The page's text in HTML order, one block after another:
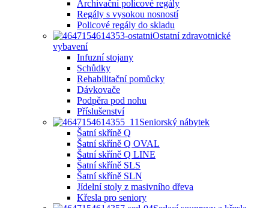
Archivační policové regály
Regály s vysokou nosností
Policové regály do skladu
Ostatní zdravotnické
vybavení
Infuzní stojany
Schůdky
Rehabilitační pomůcky
Dávkovače
Podpěra pod nohu
Příslušenství
Seniorský nábytek
Šatní skříně Q
Šatní skříně Q OVAL
Šatní skříně Q LINE
Šatní skříně SLS
Šatní skříně SLN
Jídelní stoly z masivního dřeva
Křesla pro seniory